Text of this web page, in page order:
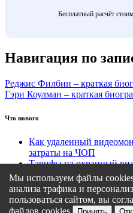
Бесплатный расчёт
Навигация по
Реджис Филбин – краткая
Гэри Коулман – краткая
Что нового
Как удаленный
затраты на ЧОП
Тарифы на охранный
Этапы подключения
Кому подходит
Какие задачи решает
Мы используем файлы
анализа трафика и
пользоваться сайтом, вы
файлов cookies